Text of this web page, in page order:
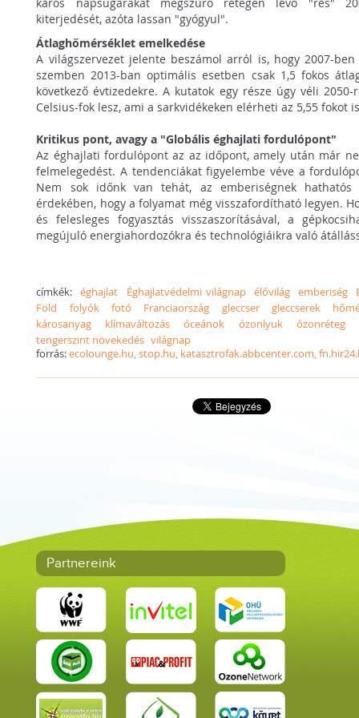
kiterjedését, azóta lassan "gyógyul".
Átlaghőmérséklet emelkedése
A világszervezet jelente beszámol arról is, hogy 2007-
szemben 2013-ban optimális esetben csak 1,5 fokos
következő évtizedekre. A kutatok egy része úgy véli
Celsius-fok lesz, ami a sarkvidékeken elérheti az 5,55 fokot
Kritikus pont, avagy a "Globális éghajlati fordulópont"
Az éghajlati fordulópont az az időpont, amely után már
felmelegedést. A tendenciákat figyelembe véve a
Nem sok időnk van tehát, az emberiségnek
érdekében, hogy a folyamat még visszafordítható legyen.
és felesleges fogyasztás visszaszorításával, a
megújuló energiahordozókra és technológiáikra való
címkék:éghajlat Éghajlatvédelmi világnap élővilág emberiség
Föld
folyók fotó Franciaország gleccser gleccserek
károsanyag
klímaváltozás óceánok ózonlyuk ózonréteg
tengerszint növekedés világnap
forrás:ecolounge.hu, stop.hu, katasztrofak.abbcenter.com,
Partnereink